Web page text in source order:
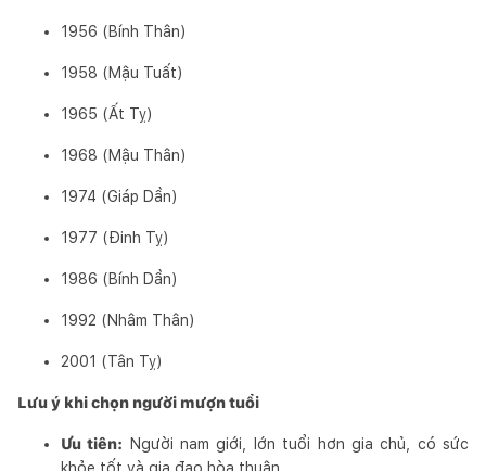
1956 (Bính Thân)
1958 (Mậu Tuất)
1965 (Ất Tỵ)
1968 (Mậu Thân)
1974 (Giáp Dần)
1977 (Đinh Tỵ)
1986 (Bính Dần)
1992 (Nhâm Thân)
2001 (Tân Tỵ)
Lưu ý khi chọn người mượn tuổi
Ưu tiên: Người nam giới, lớn tuổi hơn gia chủ, có sức